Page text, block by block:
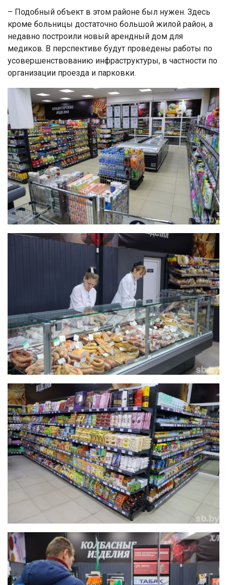
– Подобный объект в этом районе был нужен. Здесь
кроме больницы достаточно большой жилой район, а
недавно построили новый арендный дом для
медиков. В перспективе будут проведены работы по
усовершенствованию инфраструктуры, в частности по
организации проезда и парковки.